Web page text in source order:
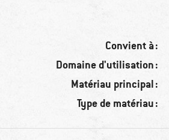
Convient à :
Domaine d'utilisation :
Matériau principal :
Type de matériau :